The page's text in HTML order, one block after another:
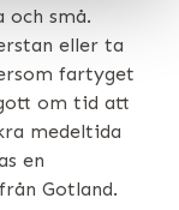
och små.
eller ta
fartyget
om tid att
medeltida
en
Gotland.